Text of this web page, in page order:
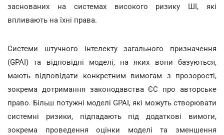
заснованих на системах високого ризику ШІ, які
впливають на їхні права.
Системи штучного інтелекту загального призначення
(GPAI) та відповідні моделі, на яких вони базуються,
мають відповідати конкретним вимогам з прозорості,
зокрема дотримання законодавства ЄС про авторське
право. Більш потужні моделі GPAI, які можуть створювати
системні ризики, підпадають під додаткові вимоги,
зокрема проведення оцінки моделі та зменшення